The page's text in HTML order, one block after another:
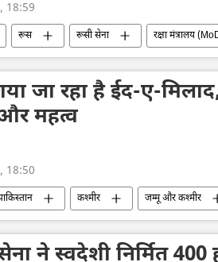
18:59
रूस रूसी सेना रक्षा मंत्रालय
यूक्रेन यूक्रेन का जवाबी हमला
जा रहा है ईद-ए-
महत्व
18:50
कश्मीर जम्मू और कश्मीर
मुस्लिम
ने स्वदेशी निर्मित 400